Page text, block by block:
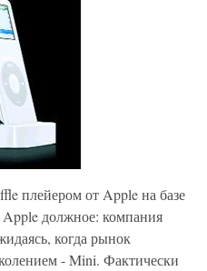
плейером от Apple на базе
должное: компания
когда рынок
- Mini. Фактически